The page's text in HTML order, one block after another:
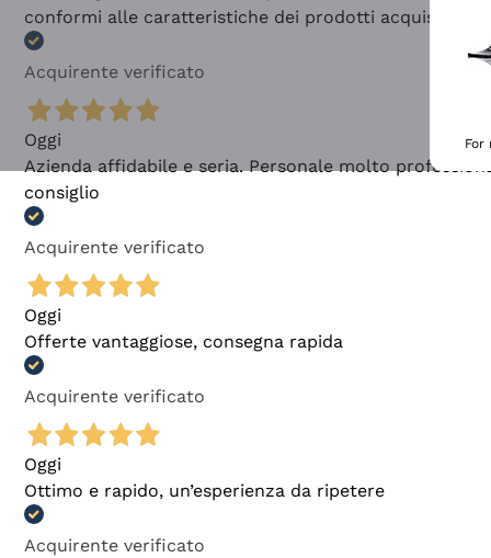
conformi alle caratteristiche dei prodotti acquistati
Acquirente verificato
Oggi
Azienda affidabile e seria. Personale molto
consiglio
Acquirente verificato
Oggi
Offerte vantaggiose, consegna rapida
Acquirente verificato
Oggi
Ottimo e rapido, un’esperienza da ripetere
Acquirente verificato
For